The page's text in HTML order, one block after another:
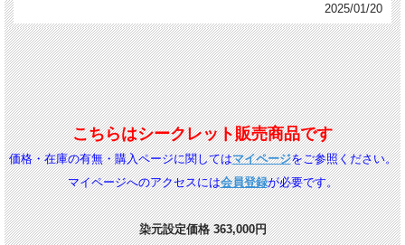
2025/01/20
こちらはシークレット販売商品です
価格・在庫の有無・購入ページに関してはマイページをご参照ください。
マイページへのアクセスには会員登録が必要です。
染元設定価格 363,000円